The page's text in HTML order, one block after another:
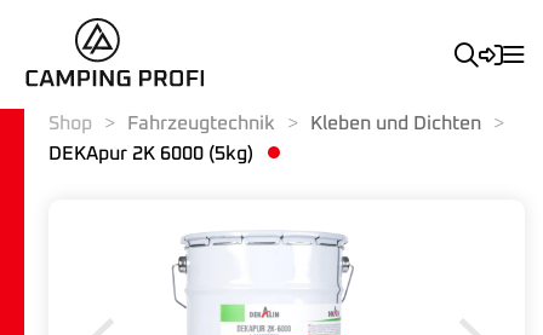
Shop Fahrzeugtechnik
Kleben und Dichten
DEKApur 2K 6000 (5kg)